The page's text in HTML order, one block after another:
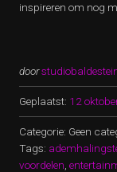
inspireren om nog
door
Geplaatst: 12
Categorie: Geen
Tags:
voordelen